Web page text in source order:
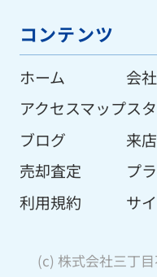
コンテンツ
ホーム
アクセスマップ
ブログ
売却査定
利用規約
会
ス
来
プ
サ
(c) 株式会社三丁